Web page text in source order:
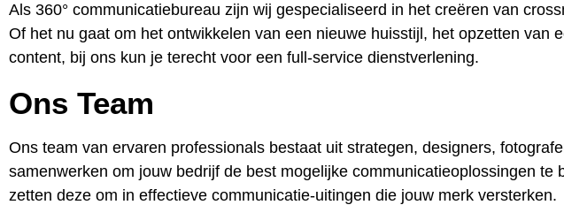
Als 360° communicatiebureau zijn wij gespecialiseerd in het creëren van
Of het nu gaat om het ontwikkelen van een nieuwe huisstijl, het opzetten van
content, bij ons kun je terecht voor een full-service dienstverlening.
Ons Team
Ons team van ervaren professionals bestaat uit strategen, designers,
samenwerken om jouw bedrijf de best mogelijke communicatieoplossingen
zetten deze om in effectieve communicatie-uitingen die jouw merk versterken.